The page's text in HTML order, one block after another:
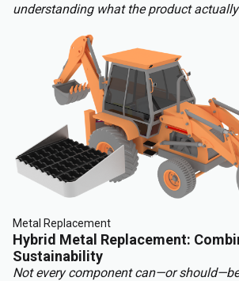
understanding what the product
cost, complexity, and missed
focus should be on aligning material
application demands: mechanical
resistance, ergonomics, haptics, and
Metal Replacement
Hybrid Metal Replacement:
Sustainability
Not every component can—or